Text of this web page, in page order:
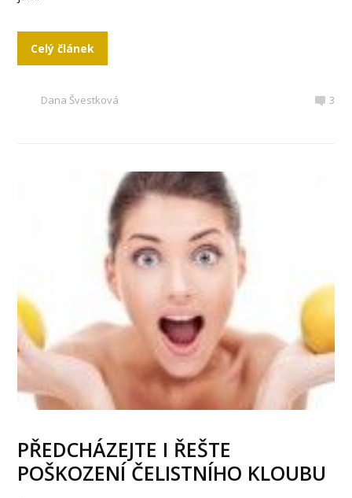
Celý článek
Dana Švestková 3
PŘEDCHÁZEJTE I ŘEŠTE
POŠKOZENÍ ČELISTNÍHO KLOUBU